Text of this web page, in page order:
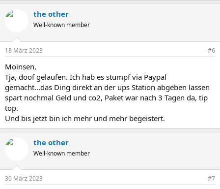
the other
Well-known member
18 März 2023 #6
Moinsen,
Tja, doof gelaufen. Ich hab es stumpf via Paypal
gemacht...das Ding direkt an der ups Station abgeben lassen
spart nochmal Geld und co2, Paket war nach 3 Tagen da, tip
top.
Und bis jetzt bin ich mehr und mehr begeistert.
the other
Well-known member
30 März 2023 #7